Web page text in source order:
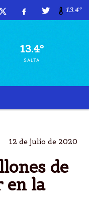
13.4º
13.4º
SALTA
12 de julio de 2020
de
en la